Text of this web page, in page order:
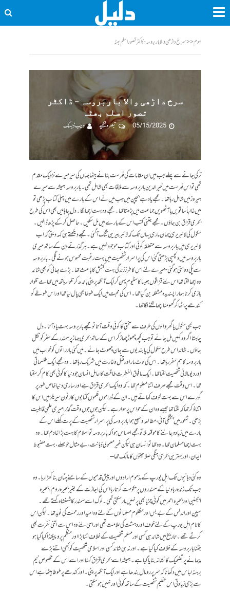
ہوم<<سرخ داڑھی والا باربروسہ - ڈاکٹر تصور اسلم بھٹہ
سرخ داڑھی والا باربروسہ – ڈاکٹر
تصور اسلم بھٹہ
05/15/2025
تبصرہ لکھیے ویب ڈیسک
ترکی جانے سے پہلے جب میں ان مقامات کی فہرست بنانے بیٹھا جہاں کی سیر میرے نزدیک مقدم
تھی تو اس فہرست میں خیرالدین باربروسہ سے ملاقات بھی شامل تھی ۔ باربروسہ ہمیشہ سے میرے
ہیروز میں شامل رہا تھا ۔ مجھے یاد ہے بچپن میں جب میں نے اس کے بارے میں پہلی کتاب پڑھی تو
میں غالباً ساتویں یا آٹھویں جماعت میں پڑھتا تھا۔ مجھے وہ بہت اچھا لگا۔ دل چاہا میں بھی اس کی طرح
بحری قزاق بن جاؤں ۔ مجھے جتنی کتب اس کے بارے میں مل سکیں ۔ حاصل کر کے پڑھ ڈالیں ۔
سکول کی لائبریری چھان ماری یہاں تک کہ لائبرییرین تنگ آگئی ۔ مجھے دیکھتے ہی کہہ دیتی کہ اب
لائبریری میں باربروسہ سے متعلقہ کوئی اور کتاب موجود نہیں ہے ۔ ہر گذرتے دن کے ساتھ میری
باربروسہ میں دلچسپی بڑھتی گئی اس کی پراسرار شخصیت میں بہت رغبت محسوس ہونے لگی ۔ باربروسہ
سے پکی دوستی ہوگئی -میرے لئے اس کا طرز زندگی بہت کشش کا باعث تھا ۔ بڑے بھائی کو بھی شائد
وہ اچھا لگتا تھا اس لئے قزاقوں جیساکاسٹیوم پہن کر ایک آنکھ پر پٹی باندھ کر تلوار ہاتھ میں تھامے تلوار
بازی کرنا ہمارا پسندیدہ مشغلہ بن گیا تھا۔ اس کی محبت میں ایک طوطا بھی پال لیا تھا اور اس طوطے کو
کندھے پر بٹھا کر گھومنا اچھا لگنے لگا تھا۔
جب بھی سکول یا گھر والوں کی طرف سے سختی کا کوئی وقت آتا تو مجھے باربروسہ بہت یاد آتا ۔ دل
چاہتا اگر وہ کہیں مل جائے تو جب کچھ چھوڑچھاڑ کر اس کے ساتھ بحری جہاز پر سمندر کے سفر کو نکل
جاؤں ۔شائد اس طرح سکول کی پابندیوں سے جان چھوٹ جائے ۔ میں کئی بار راتوں کو خواب میں
باربروسہ کا ہم سفر رہا تھا۔ اس کی لوٹ مار اور قتل و غارت میں شریک رہاتھا۔ وہ مجھے ایک طلسماتی
اور دیومالائی شخصیت لگتاتھا ۔ ایک مافوق الفطرت طاقت کا حامل انسان جو دنیا کا کوئی بھی کام کرسکتا
تھا۔ اس وقت مجھے صرف اتنا معلوم تھا۔ کہ وہ ایک بحری قزاق ہے اور ساری دنیا خاص طور پر
گورے اس سے بہت خوف کھاتے ہیں ۔ ان کے ڈراموں فلموں کتابوں کارٹون سیریلز میں اس کا
اتنا ذکر تھا کہ لگتاتھا جیسے وہ ان کے حواس پر سوار ہے ۔ لیکن جوں جوں وقت گذرا میری علمی قابلیت
بڑھی ۔ شعور میں پختگی آئی ، مطالعہ وسیع ہوا باربروسہ کی پراسرار شخصیت کے پرت کھلے اس کے
بارے میں زیادہ جاننے کا موقعہ ملا تو مجھے احساس ہوا کہ باربروسہ تو اسلام کا بہت بڑا خادم تھا۔ وہ
بہت اچھا مسلمان تھا ۔ وہ تھا تو انسان ہی لیکن غیر معمولی ذہانت ، بے مثال حوصلے ، بہت مضبوط
ایمان ، اور بہترین بحری جنگی صلاحیتوں کا مالک تھا –
وہ کئی دہائیوں تک اہل یورپ کے مذموم ارادوں اور پیش قدمیوں کے سامنے چٹان بنا کھڑا رہا ۔ وہ
جب تک زندہ رہا دنیا کے سمندروں پر حکومت کرتا رہا اس کی اجازت کے بغیر بحیرہ روم ، بحیرہ
ایجئین اور بحیرہ احمر میں کوئی چڑیا بھی پر نہیں مار سکتی تھی ۔ لوگ اسے سمندر کا شہنشاہ کہتے تھے ۔
سپین اور اندلس کے بے بس اور مظلوم مسلمانوں کے لئے وہ امید اور رحمت کی نوید تھا۔ لیکن اس
کا نام اہل یورپ کے لئے خوف اور دہشت کی علامت تھی اور اسی لئے وہ اس سے اتنی نفرت بھی
کرتے تھے۔ تاریخ میں شائد ہی کسی اور مسلم شخصیت کے خلاف اتنا بڑا اور منظم پروپیگنڈا کیا گیا ہو
جتنا باربروسہ کے خلاف کیا گیا ہے ۔ اور نہ ہی شائد کسی اور اسلامی شخصیت کو کبھی اتنے بڑے
پیمانے پر تضحیک کا نشانہ بنایا گیا ہے ۔ ہمیشہ اسے بحری قزاق کہنا اور اسے اس کے مخصوص نیم
برہنہ لباس میں دکھانا کہ سر پر رومال بندھا ہے اور ایک آنکھ پر پٹی ۔ اور کندھے پر طوطا بیٹھا ہے اس
سے بڑی زیادتی اس عظیم شخصیت کے ساتھ کوئی اور نہیں ہوسکتی ۔